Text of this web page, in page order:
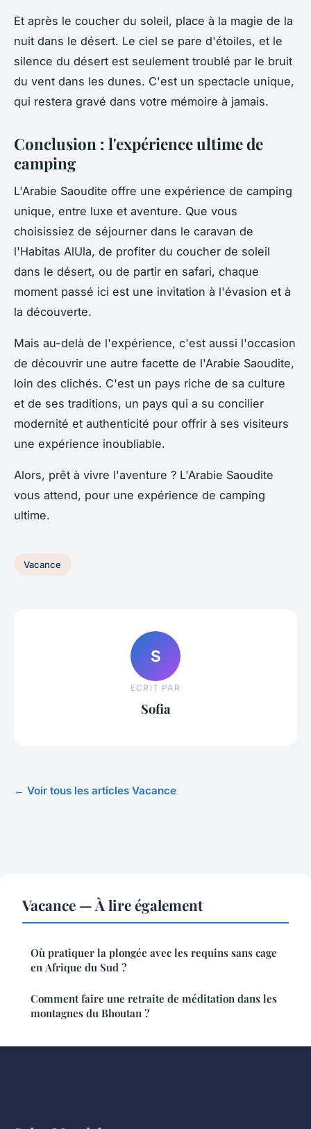
Et après le coucher du soleil, place à la magie de la
nuit dans le désert. Le ciel se pare d'étoiles, et le
silence du désert est seulement troublé par le bruit
du vent dans les dunes. C'est un spectacle unique,
qui restera gravé dans votre mémoire à jamais.
Conclusion : l'expérience ultime de
camping
L'Arabie Saoudite offre une expérience de camping
unique, entre luxe et aventure. Que vous
choisissiez de séjourner dans le caravan de
l'Habitas AlUla, de profiter du coucher de soleil
dans le désert, ou de partir en safari, chaque
moment passé ici est une invitation à l'évasion et à
la découverte.
Mais au-delà de l'expérience, c'est aussi l'occasion
de découvrir une autre facette de l'Arabie Saoudite,
loin des clichés. C'est un pays riche de sa culture
et de ses traditions, un pays qui a su concilier
modernité et authenticité pour offrir à ses visiteurs
une expérience inoubliable.
Alors, prêt à vivre l'aventure ? L'Arabie Saoudite
vous attend, pour une expérience de camping
ultime.
Vacance
S
ECRIT PAR
Sofia
← Voir tous les articles Vacance
Vacance — À lire également
Où pratiquer la plongée avec les requins sans cage
en Afrique du Sud ?
Comment faire une retraite de méditation dans les
montagnes du Bhoutan ?